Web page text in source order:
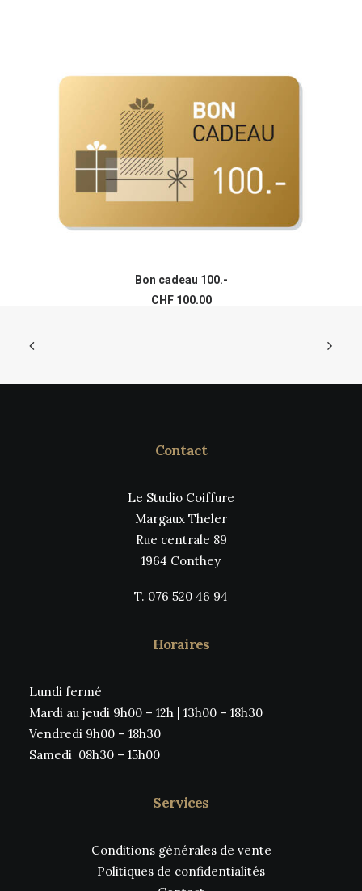
Bon cadeau 100.-
CHF100.00
Contact
Le Studio Coiffure
Margaux Theler
Rue centrale 89
1964 Conthey
T. 076 520 46 94
Horaires
Lundi fermé
Mardi au jeudi 9h00 – 12h | 13h00 – 18h30
Vendredi 9h00 – 18h30
Samedi 08h30 – 15h00
Services
Conditions générales de vente
Politiques de confidentialités